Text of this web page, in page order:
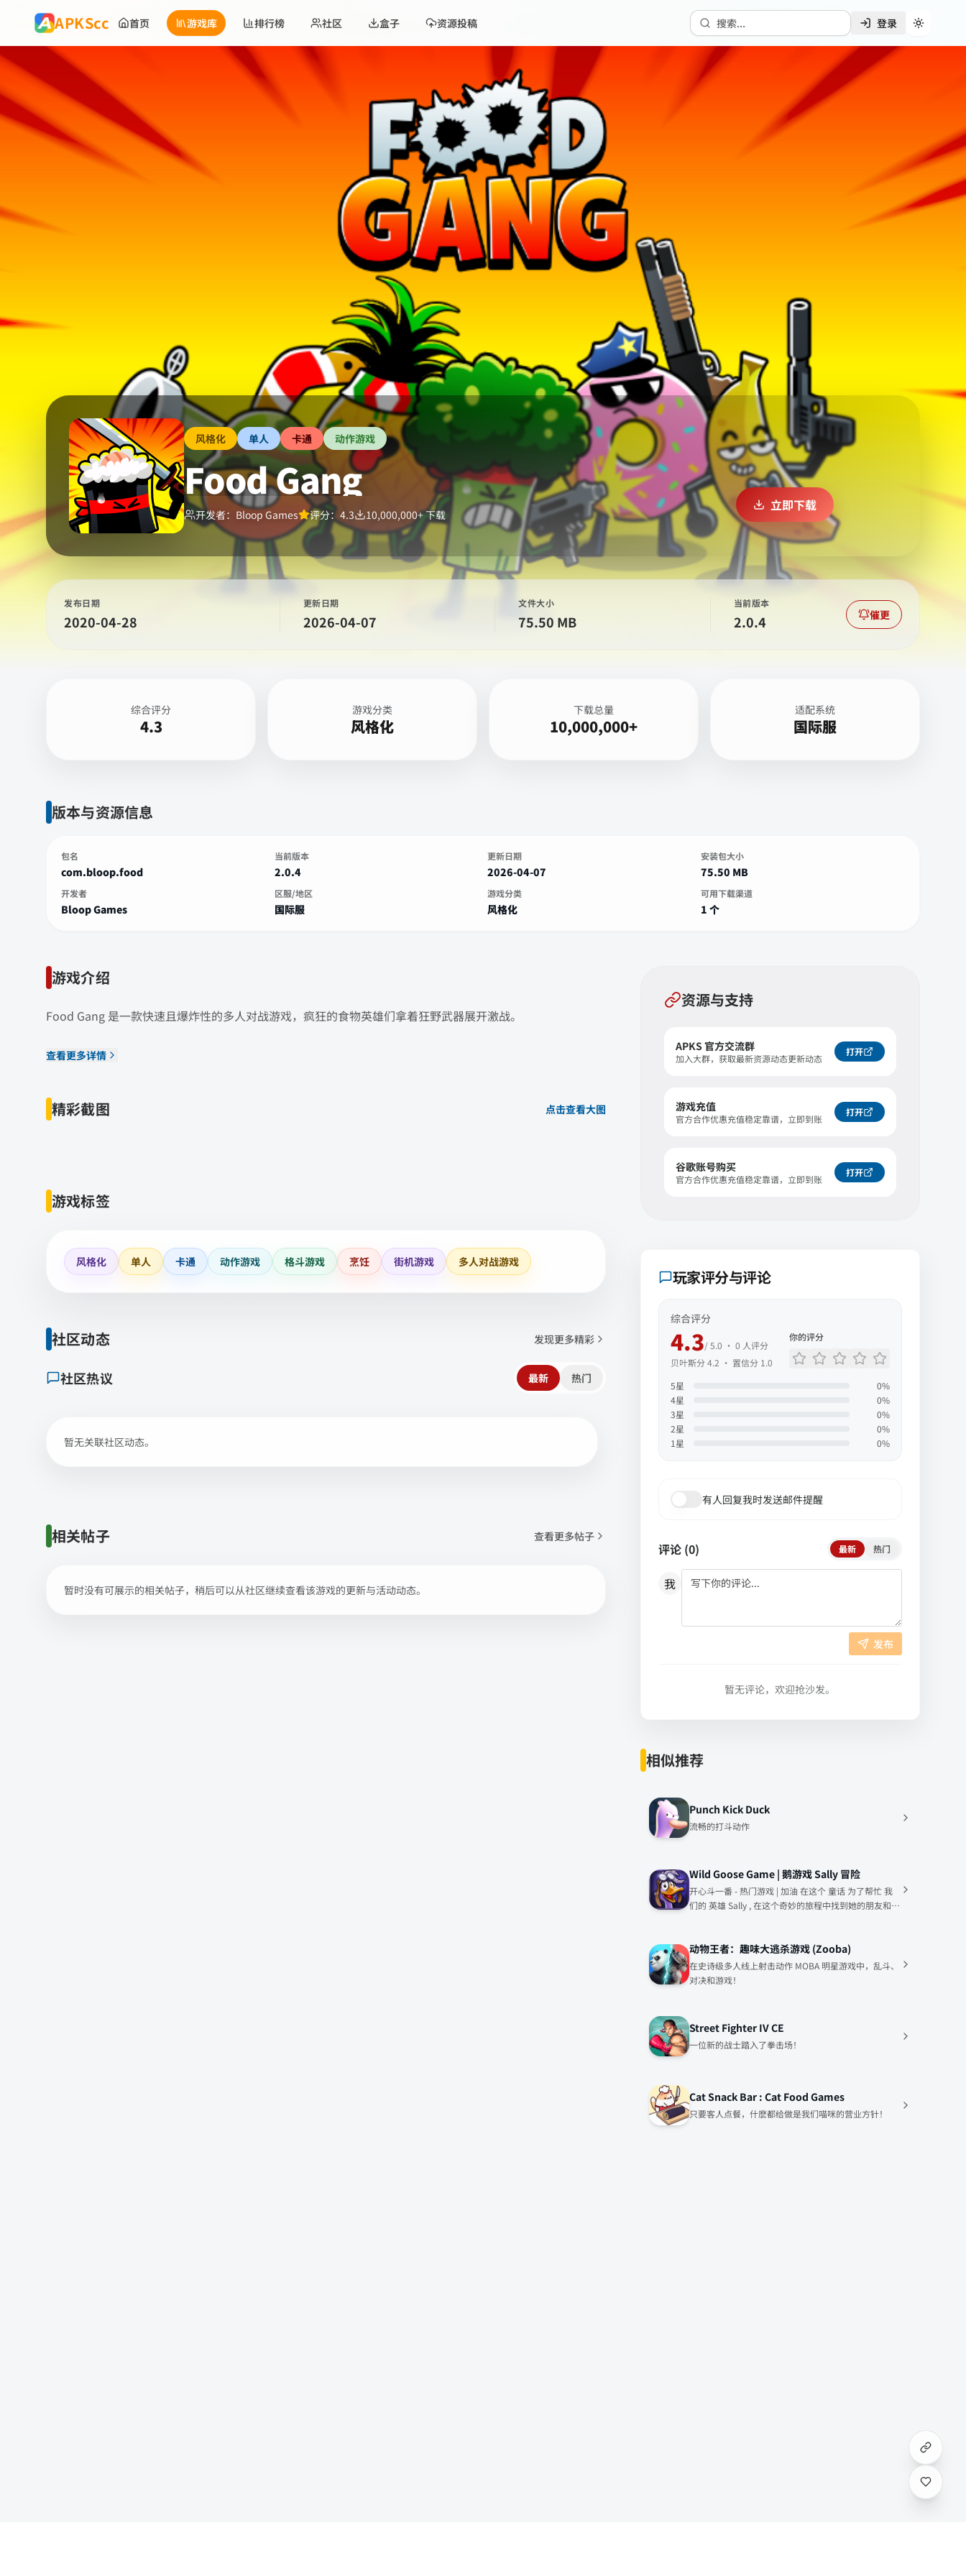
APKScc 首页 游戏库 排行榜 社区 盒子 资源投稿 搜索... 登录 切换主题
风格化 单人 卡通 动作游戏
Food Gang
开发者： Bloop Games 评分： 4.3 10,000,000+下载
立即下载
发布日期
2020-04-28
更新日期
2026-04-07
文件大小
75.50 MB
当前版本
2.0.4 催更
综合评分
4.3
游戏分类
风格化
下载总量
10,000,000+
适配系统
国际服
版本与资源信息
包名
com.bloop.food
当前版本
2.0.4
更新日期
2026-04-07
安装包大小
75.50 MB
开发者
Bloop Games
区服/地区
国际服
游戏分类
风格化
可用下载渠道
1 个
游戏介绍
Food Gang 是一款快速且爆炸性的多人对战游戏，疯狂的食物英雄们拿着狂野武器展开激战。
查看更多详情
精彩截图 点击查看大图
游戏标签
风格化 单人 卡通 动作游戏 格斗游戏 烹饪 街机游戏 多人对战游戏
社区动态 发现更多精彩
社区热议 最新 热门
暂无关联社区动态。
相关帖子 查看更多帖子
暂时没有可展示的相关帖子，稍后可以从社区继续查看该游戏的更新与活动动态。
资源与支持
APKS 官方交流群
加入大群，获取最新资源动态更新动态
打开
游戏充值
官方合作优惠充值稳定靠谱，立即到账
打开
谷歌账号购买
官方合作优惠充值稳定靠谱，立即到账
打开
玩家评分与评论
综合评分
4.3/ 5.0 · 0 人评分
贝叶斯分4.2 · 置信分 1.0
你的评分
5星 0%
4星 0%
3星 0%
2星 0%
1 星 0%
有人回复我时发送邮件提醒
评论 (0) 最新 热门
我
发布
暂无评论，欢迎抢沙发。
相似推荐
Punch Kick Duck
流畅的打斗动作
Wild Goose Game | 鹅游戏 Sally 冒险
开心斗一番 - 热门游戏 | 加油 在这个 童话 为了帮忙 我
们的 英雄 Sally , 在这个奇妙的旅程中找到她的朋友和家
动物王者：趣味大逃杀游戏 (Zooba)
在史诗级多人线上射击动作 MOBA 明星游戏中，乱斗、
对决和游戏！
Street Fighter IV CE
一位新的战士踏入了拳击场！
Cat Snack Bar : Cat Food Games
只要客人点餐，什麽都给做是我们喵咪的营业方针！